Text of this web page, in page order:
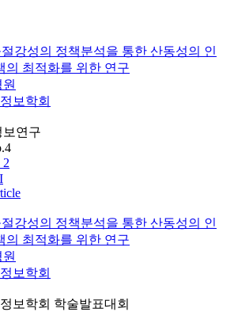
절강성의 정책분석을 통한 산동성의 인
의 최적화를 위한 연구
원
보학회
보연구
2
절강성의 정책분석을 통한 산동성의 인
의 최적화를 위한 연구
원
보학회
보학회 학술발표대회